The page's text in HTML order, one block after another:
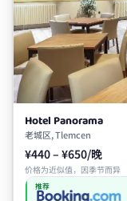
Hotel Panorama
老城区, Tlemcen
¥440 – ¥650/晚
价格为近似值，因季节而异
推荐